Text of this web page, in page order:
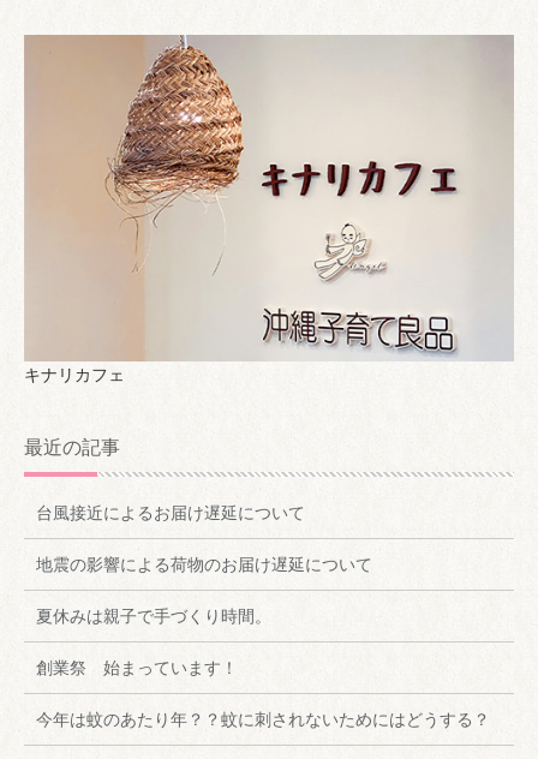
キナリカフェ
最近の記事
台風接近によるお届け遅延について
地震の影響による荷物のお届け遅延について
夏休みは親子で手づくり時間。
創業祭 始まっています！
今年は蚊のあたり年？？蚊に刺されないためにはどうする？